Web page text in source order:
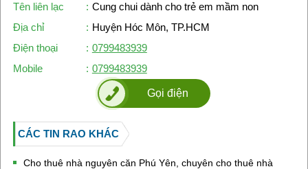
Tên liên lạc
: Cung chui dành cho trẻ em mầm non
Địa chỉ
: Huyện Hóc Môn, TP.HCM
Điện thoại
: 0799483939
Mobile
: 0799483939
Gọi điện
CÁC TIN RAO KHÁC
Cho thuê nhà nguyên căn Phú Yên, chuyên cho thuê nhà